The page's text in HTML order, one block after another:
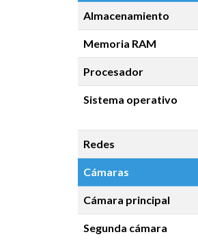
Almacenamiento
Memoria RAM
Procesador
Sistema operativo
Redes
Cámaras
Cámara principal
Segunda cámara